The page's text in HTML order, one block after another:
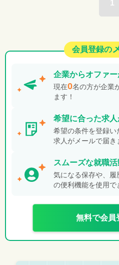
1
会員登録の
企業からオファー
現在0名の方が企業
ます！
希望に合った求人
希望の条件を登録い
求人がメールで届き
スムーズな就職活
気になる保存や、履
の便利機能を使用で
無料で会員